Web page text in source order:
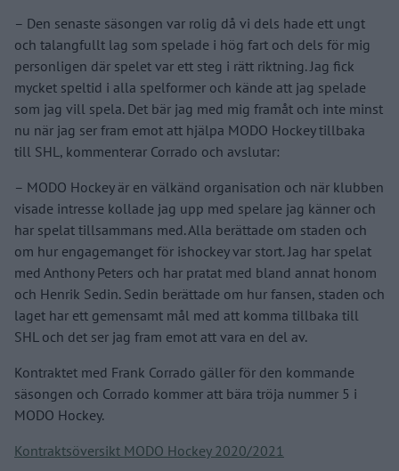
– Den senaste säsongen var rolig då vi dels hade ett ungt
och talangfullt lag som spelade i hög fart och dels för mig
personligen där spelet var ett steg i rätt riktning. Jag fick
mycket speltid i alla spelformer och kände att jag spelade
som jag vill spela. Det bär jag med mig framåt och inte minst
nu när jag ser fram emot att hjälpa MODO Hockey tillbaka
till SHL, kommenterar Corrado och avslutar:
– MODO Hockey är en välkänd organisation och när klubben
visade intresse kollade jag upp med spelare jag känner och
har spelat tillsammans med. Alla berättade om staden och
om hur engagemanget för ishockey var stort. Jag har spelat
med Anthony Peters och har pratat med bland annat honom
och Henrik Sedin. Sedin berättade om hur fansen, staden och
laget har ett gemensamt mål med att komma tillbaka till
SHL och det ser jag fram emot att vara en del av.
Kontraktet med Frank Corrado gäller för den kommande
säsongen och Corrado kommer att bära tröja nummer 5 i
MODO Hockey.
Kontraktsöversikt MODO Hockey 2020/2021